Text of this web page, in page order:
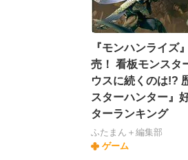
『モンハンライズ
売！ 看板モンスタ
ウスに続くのは!?
スターハンター』
ターランキング
ふたまん＋編集部
ゲーム